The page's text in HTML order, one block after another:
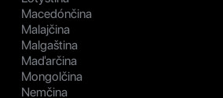
Macedónčina
Malajčina
Malgaština
Maďarčina
Mongolčina
Nemčina